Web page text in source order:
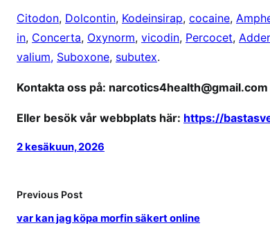
Citodon, Dolcontin, Kodeinsirap, cocaine,
in, Concerta, Oxynorm, vicodin, Percocet,
valium, Suboxone, subutex.
Kontakta oss på: narcotics4health@gmail.com
Eller besök vår webbplats här: https://
2 kesäkuun, 2026
Previous Post
var kan jag köpa morfin säkert online